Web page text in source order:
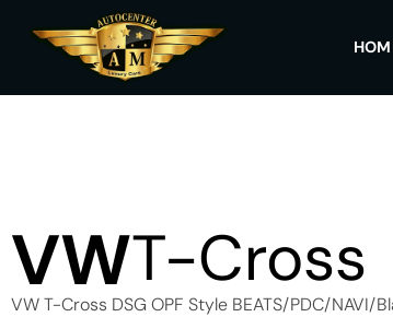
VWT-Cross
VW T-Cross DSG OPF Style BEATS/PDC/NAVI/